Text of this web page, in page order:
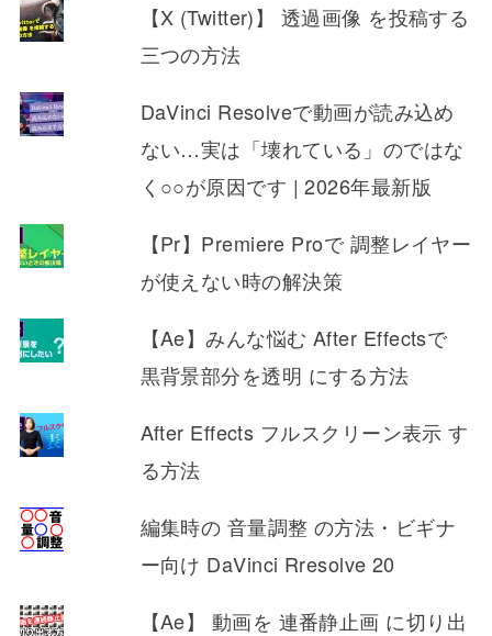
【X (Twitter)】 透過画像 を投稿する
三つの方法
DaVinci Resolveで動画が読み込め
ない…実は「壊れている」のではな
く○○が原因です | 2026年最新版
【Pr】Premiere Proで 調整レイヤー
が使えない時の解決策
【Ae】みんな悩む After Effectsで
黒背景部分を透明 にする方法
After Effects フルスクリーン表示 す
る方法
編集時の 音量調整 の方法・ビギナ
ー向け DaVinci Rresolve 20
【Ae】 動画を 連番静止画 に切り出